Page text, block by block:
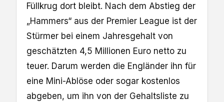
Füllkrug dort bleibt. Nach dem Abstieg der
„Hammers“ aus der Premier League ist der
Stürmer bei einem Jahresgehalt von
geschätzten 4,5 Millionen Euro netto zu
teuer. Darum werden die Engländer ihn für
eine Mini-Ablöse oder sogar kostenlos
abgeben, um ihn von der Gehaltsliste zu